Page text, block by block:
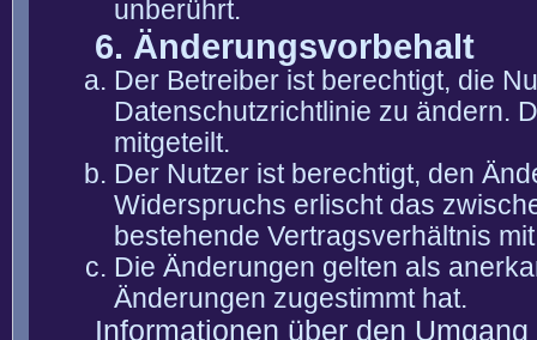
unberührt.
6. Änderungsvorbehalt
Der Betreiber ist berechtigt, die
Datenschutzrichtlinie zu ändern.
mitgeteilt.
Der Nutzer ist berechtigt, den
Widerspruchs erlischt das
bestehende Vertragsverhältnis
Die Änderungen gelten als
Änderungen zugestimmt hat.
Informationen über den